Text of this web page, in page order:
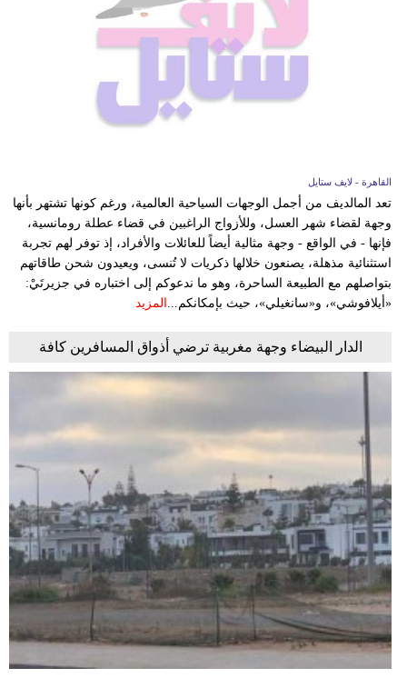
القاهرة - لايف ستايل
تعد المالديف من أجمل الوجهات السياحية العالمية، ورغم كونها تشتهر بأنها
وجهة لقضاء شهر العسل، وللأزواج الراغبين في قضاء عطلة رومانسية،
فإنها - في الواقع - وجهة مثالية أيضاً للعائلات والأفراد، إذ توفر لهم تجربة
استثنائية مذهلة، يصنعون خلالها ذكريات لا تُنسى، ويعيدون شحن طاقاتهم
بتواصلهم مع الطبيعة الساحرة، وهو ما ندعوكم إلى اختباره في جزيرتَيْ:
«أيلافوشي»، و«سانغيلي»، حيث بإمكانكم... المزيد
الدار البيضاء وجهة مغربية ترضي أذواق المسافرين كافة